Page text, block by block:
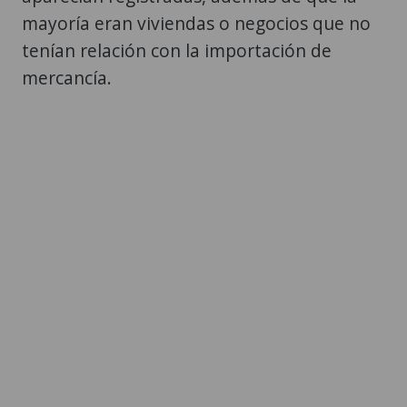
mayoría eran viviendas o negocios que no
tenían relación con la importación de
mercancía.